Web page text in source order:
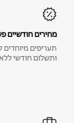
מחירים חודשיים
תעריפים מיוחדים
ותשלום חודשי